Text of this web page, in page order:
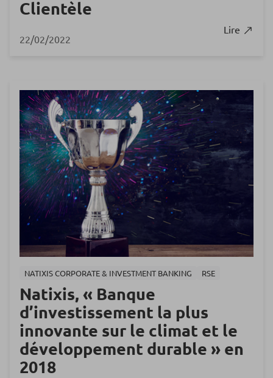
Clientèle
22/02/2022
Lire
NATIXIS CORPORATE & INVESTMENT BANKING RSE
Natixis, « Banque
d’investissement la plus
innovante sur le climat et le
développement durable » en
2018